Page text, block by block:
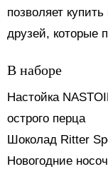
позволяет
друзей, которые
В наборе
Настойка
острого перца
Шоколад Ritter
Новогодние